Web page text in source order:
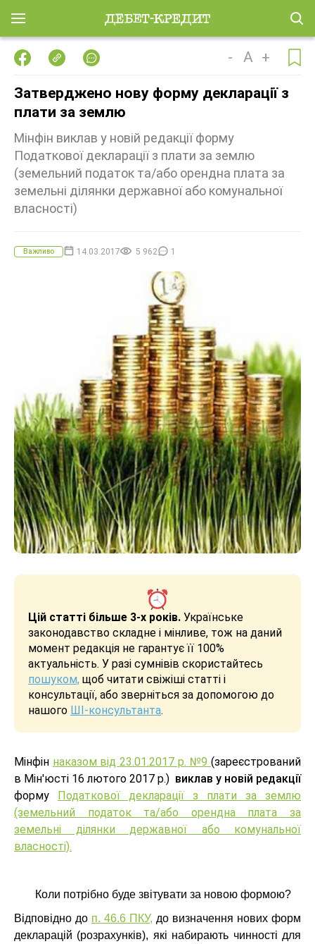
- A +
Затверджено нову форму декларації з
плати за землю
Мінфін виклав у новій редакції форму
Податкової декларації з плати за землю
(земельний податок та/або орендна плата за
земельні ділянки державної або комунальної
власності)
Важливо 14.03.2017 5 962 1
Цій статті більше 3-х років. Українське
законодавство складне і мінливе, тож на даний
момент редакція не гарантує її 100%
актуальність. У разі сумнівів скористайтесь
пошуком, щоб читати свіжіші статті і
консультації, або зверніться за допомогою до
нашого ШІ-консультанта.
Мінфін наказом від 23.01.2017 р. №9(зареєстрований
в Мін'юсті 16 лютого 2017 р.) виклав у новій редакції
форму Податкової декларації з плати за землю
(земельний податок та/або орендна плата за
земельні ділянки державної або комунальної
власності).
Коли потрібно буде звітувати за новою формою?
Відповідно до п. 46.6 ПКУ, до визначення нових форм
декларацій (розрахунків), які набирають чинності для